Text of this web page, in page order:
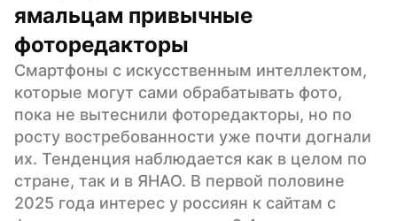
ямальцам привычные
фоторедакторы
Смартфоны с искусственным интеллектом,
которые могут сами обрабатывать фото,
пока не вытеснили фоторедакторы, но по
росту востребованности уже почти догнали
их. Тенденция наблюдается как в целом по
стране, так и в ЯНАО. В первой половине
2025 года интерес у россиян к сайтам с